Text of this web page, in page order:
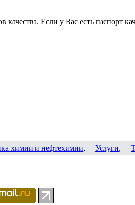
качества. Если у Вас есть паспорт
химии и нефтехимии, Услуги,